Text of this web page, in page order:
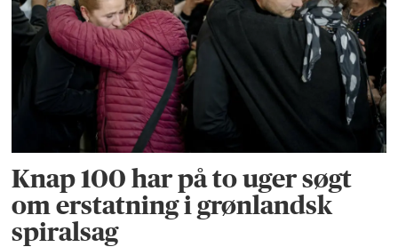
Knap 100 har på to uger søgt
om erstatning i grønlandsk
spiralsag